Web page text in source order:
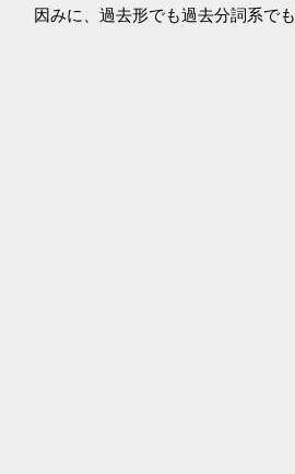
因みに、過去形でも過去分詞系でも